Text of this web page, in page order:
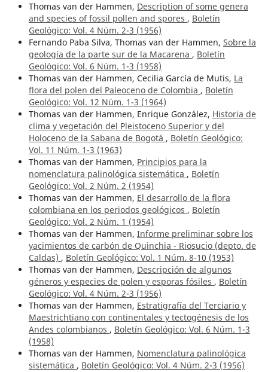
Thomas van der Hammen, Description of some genera
and species of fossil pollen and spores , Boletín
Geológico: Vol. 4 Núm. 2-3 (1956)
Fernando Paba Silva, Thomas van der Hammen, Sobre la
geología de la parte sur de la Macarena , Boletín
Geológico: Vol. 6 Núm. 1-3 (1958)
Thomas van der Hammen, Cecilia García de Mutis, La
flora del polen del Paleoceno de Colombia , Boletín
Geológico: Vol. 12 Núm. 1-3 (1964)
Thomas van der Hammen, Enrique González, Historia de
clima y vegetación del Pleistoceno Superior y del
Holoceno de la Sabana de Bogotá , Boletín Geológico:
Vol. 11 Núm. 1-3 (1963)
Thomas van der Hammen, Principios para la
nomenclatura palinológica sistemática , Boletín
Geológico: Vol. 2 Núm. 2 (1954)
Thomas van der Hammen, El desarrollo de la flora
colombiana en los periodos geológicos , Boletín
Geológico: Vol. 2 Núm. 1 (1954)
Thomas van der Hammen, Informe preliminar sobre los
yacimientos de carbón de Quinchia - Riosucio (depto. de
Caldas) , Boletín Geológico: Vol. 1 Núm. 8-10 (1953)
Thomas van der Hammen, Descripción de algunos
géneros y especies de polen y esporas fósiles , Boletín
Geológico: Vol. 4 Núm. 2-3 (1956)
Thomas van der Hammen, Estratigrafía del Terciario y
Maestrichtiano con continentales y tectogénesis de los
Andes colombianos , Boletín Geológico: Vol. 6 Núm. 1-3
(1958)
Thomas van der Hammen, Nomenclatura palinológica
sistemática , Boletín Geológico: Vol. 4 Núm. 2-3 (1956)